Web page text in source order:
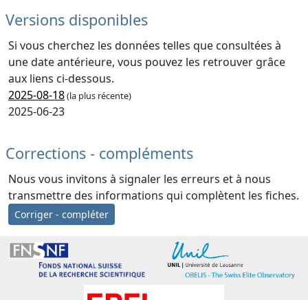
Versions disponibles
Si vous cherchez les données telles que consultées à
une date antérieure, vous pouvez les retrouver grâce
aux liens ci-dessous.
2025-08-18(la plus récente)
2025-06-23
Corrections - compléments
Nous vous invitons à signaler les erreurs et à nous
transmettre des informations qui complètent les fiches.
Corriger - compléter